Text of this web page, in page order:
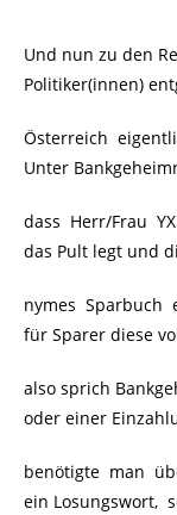
Und nun zu den
Politiker(innen)
Österreich
Unter
dass Herr/Frau
das Pult legt und
nymes Sparbuch
für Sparer diese
also sprich
oder einer
benötigte man
ein Losungswort,